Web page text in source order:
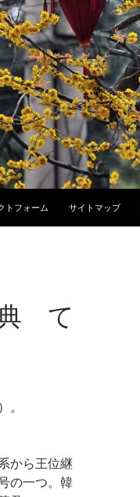
トフォーム サイトマップ
典 て
。
から王位継
の一つ。韓